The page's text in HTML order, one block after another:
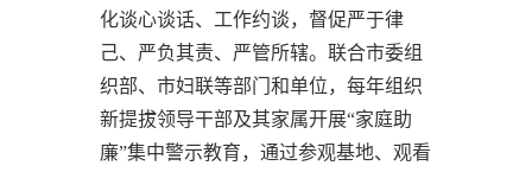
化谈心谈话、工作约谈，督促严于律
己、严负其责、严管所辖。联合市委组
织部、市妇联等部门和单位，每年组织
新提拔领导干部及其家属开展“家庭助
廉”集中警示教育，通过参观基地、观看